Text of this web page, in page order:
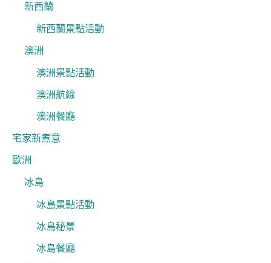
新西蘭
新西蘭景點活動
澳洲
澳洲景點活動
澳洲航線
澳洲餐廳
宅家新煮意
歐洲
冰島
冰島景點活動
冰島秘景
冰島餐廳